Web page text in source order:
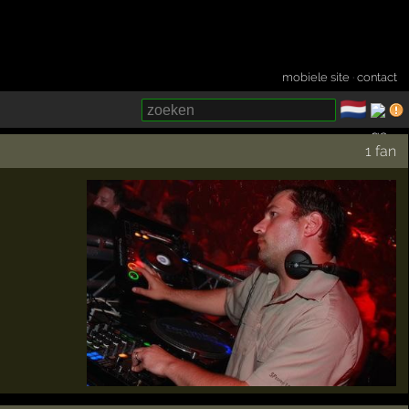
mobiele site ·contact
🇳🇱
1 fan